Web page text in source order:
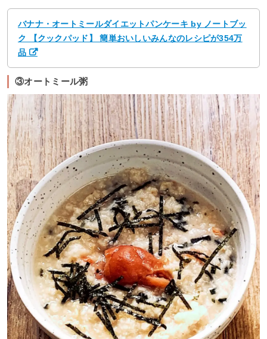
バナナ・オートミールダイエットパンケーキ by ノートブッ
ク 【クックパッド】 簡単おいしいみんなのレシピが354万
品
③オートミール粥